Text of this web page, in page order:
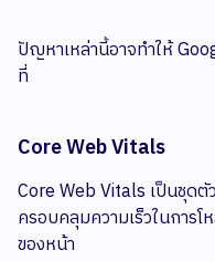
ปัญหาเหล่านี้อาจทำให้
ที่
Core Web Vitals
Core Web Vitals เป็นชุด
ครอบคลุมความเร็วในการ
ของหน้า